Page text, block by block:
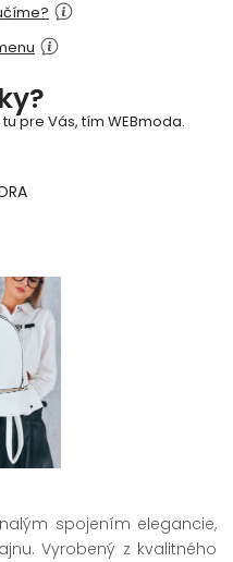
pre Vás, tím WEBmoda.
spojením elegancie,
Vyrobený z kvalitného